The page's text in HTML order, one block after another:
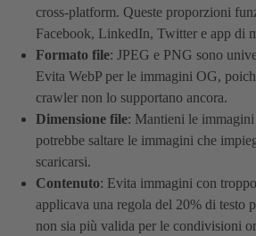
cross-platform. Queste proporzioni
Facebook, LinkedIn, Twitter e app di
Formato file: JPEG e PNG sono
Evita WebP per le immagini OG,
crawler non lo supportano ancora.
Dimensione file: Mantieni le
potrebbe saltare le immagini che
scaricarsi.
Contenuto: Evita immagini con
applicava una regola del 20% di testo
non sia più valida per le condivisioni